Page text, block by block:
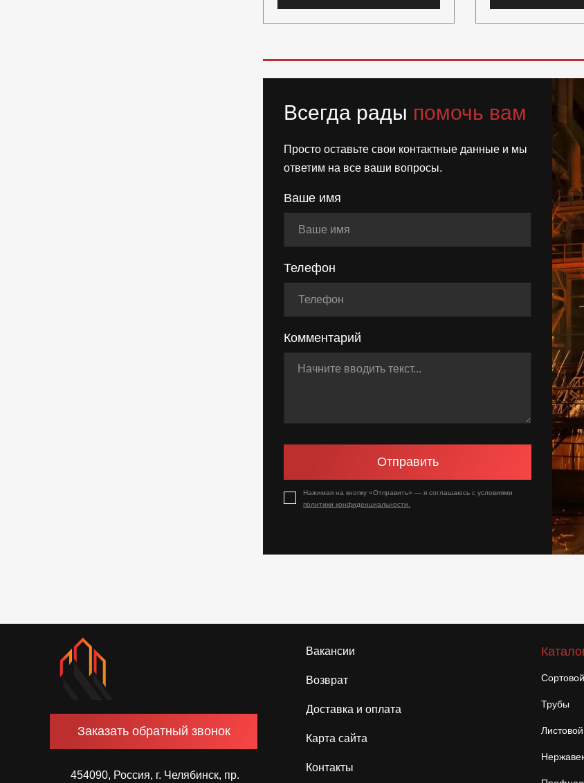
Всегда рады помочь вам
Просто оставьте свои контактные данные и мы
ответим на все ваши вопросы.
Ваше имя
Телефон
Комментарий
Отправить
Нажимая на кнопку «Отправить» — я соглашаюсь с условиями
политики конфиденциальности.
Заказать обратный звонок
454090, Россия, г. Челябинск, пр.
Вакансии
Возврат
Доставка и оплата
Карта сайта
Контакты
Трубы